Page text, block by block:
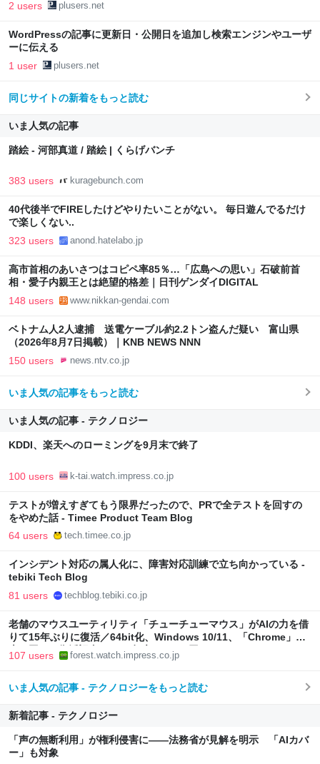
2 users plusers.net
WordPressの記事に更新日・公開日を追加し検索エンジンやユーザ
ーに伝える
1 user plusers.net
同じサイトの新着をもっと読む
いま人気の記事
踏絵 - 河部真道 / 踏絵 | くらげバンチ
383 users kuragebunch.com
40代後半でFIREしたけどやりたいことがない。 毎日遊んでるだけ
で楽しくない..
323 users anond.hatelabo.jp
高市首相のあいさつはコピペ率85％…「広島への思い」石破前首
相・愛子内親王とは絶望的格差｜日刊ゲンダイDIGITAL
148 users www.nikkan-gendai.com
ベトナム人2人逮捕 送電ケーブル約2.2トン盗んだ疑い 富山県
（2026年8月7日掲載）｜KNB NEWS NNN
150 users news.ntv.co.jp
いま人気の記事をもっと読む
いま人気の記事 - テクノロジー
KDDI、楽天へのローミングを9月末で終了
100 users k-tai.watch.impress.co.jp
テストが増えすぎてもう限界だったので、PRで全テストを回すの
をやめた話 - Timee Product Team Blog
64 users tech.timee.co.jp
インシデント対応の属人化に、障害対応訓練で立ち向かっている -
tebiki Tech Blog
81 users techblog.tebiki.co.jp
老舗のマウスユーティリティ「チューチューマウス」がAIの力を借
りて15年ぶりに復活／64bit化、Windows 10/11、「Chrome」も
走り回る。復活記念で2026年末まで500円
107 users forest.watch.impress.co.jp
いま人気の記事 - テクノロジーをもっと読む
新着記事 - テクノロジー
「声の無断利用」が権利侵害に――法務省が見解を明示 「AIカバ
ー」も対象